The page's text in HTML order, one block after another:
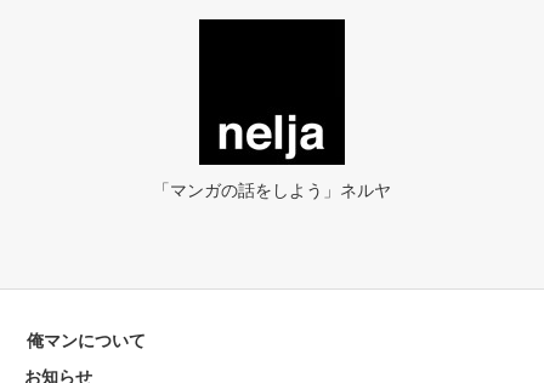
「マンガの話をしよう」ネルヤ
俺マンについて
お知らせ